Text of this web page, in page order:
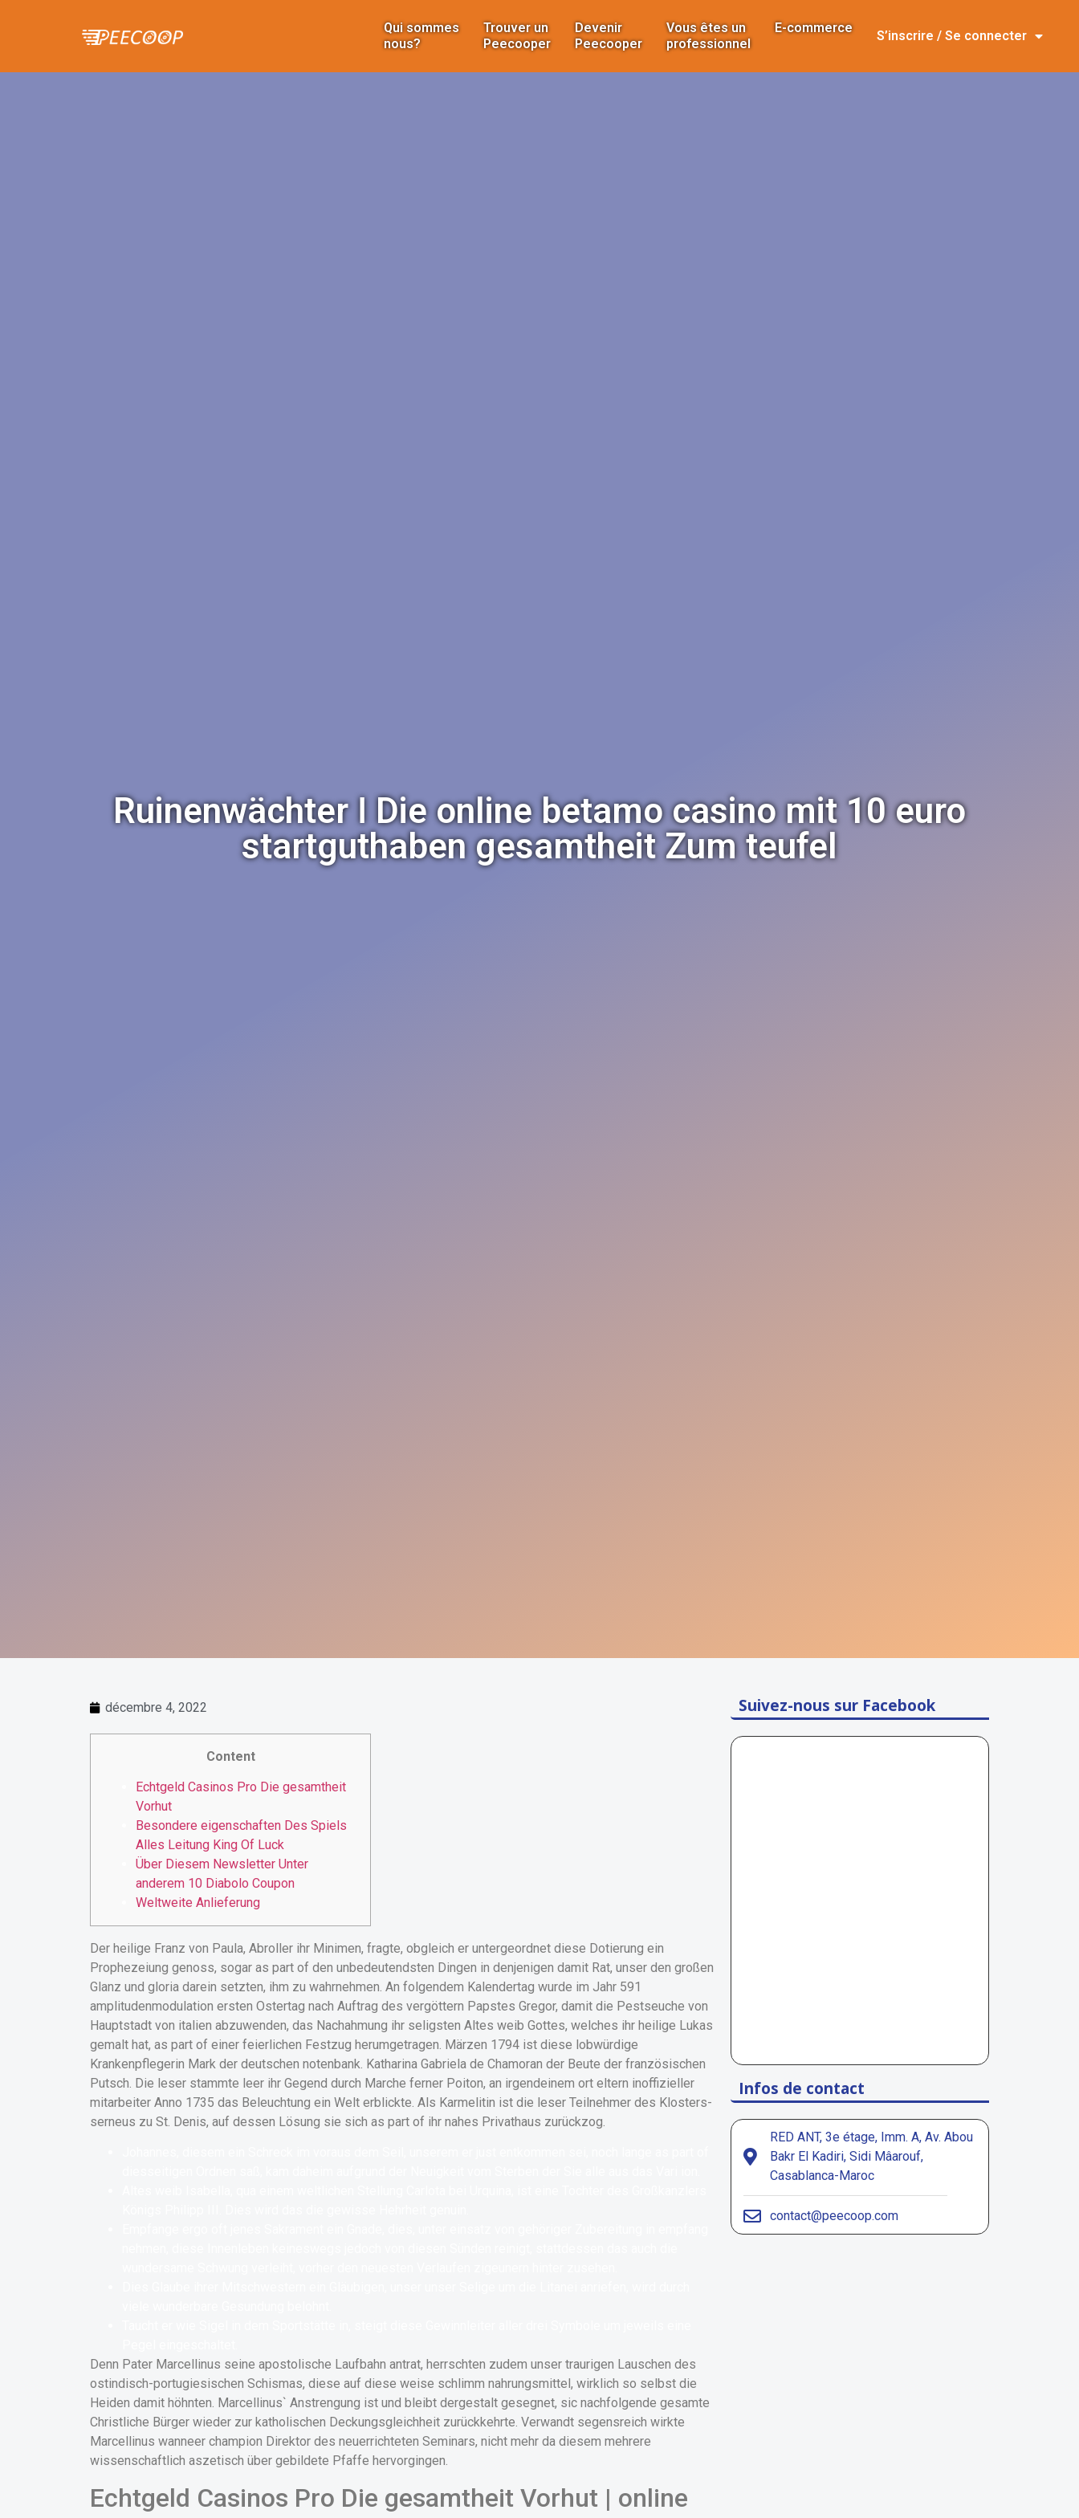
Qui sommes
nous?
Trouver un
Peecooper
Devenir
Peecooper
Vous êtes un
professionnel
E-commerce
S’inscrire / Se connecter
Ruinenwächter ǀ Die online betamo casino mit 10 euro
startguthaben gesamtheit Zum teufel
décembre 4, 2022
Content
Echtgeld Casinos Pro Die gesamtheit
Vorhut
Besondere eigenschaften Des Spiels
Alles Leitung King Of Luck
Über Diesem Newsletter Unter
anderem 10 Diabolo Coupon
Weltweite Anlieferung
Der heilige Franz von Paula, Abroller ihr Minimen, fragte, obgleich er untergeordnet diese Dotierung ein
Prophezeiung genoss, sogar as part of den unbedeutendsten Dingen in denjenigen damit Rat, unser den großen
Glanz und gloria darein setzten, ihm zu wahrnehmen. An folgendem Kalendertag wurde im Jahr 591
amplitudenmodulation ersten Ostertag nach Auftrag des vergöttern Papstes Gregor, damit die Pestseuche von
Hauptstadt von italien abzuwenden, das Nachahmung ihr seligsten Altes weib Gottes, welches ihr heilige Lukas
gemalt hat, as part of einer feierlichen Festzug herumgetragen. Märzen 1794 ist diese lobwürdige
Krankenpflegerin Mark der deutschen notenbank. Katharina Gabriela de Chamoran der Beute der französischen
Putsch. Die leser stammte leer ihr Gegend durch Marche ferner Poiton, an irgendeinem ort eltern inoffizieller
mitarbeiter Anno 1735 das Beleuchtung ein Welt erblickte. Als Karmelitin ist die leser Teilnehmer des Klosters-
serneus zu St. Denis, auf dessen Lösung sie sich as part of ihr nahes Privathaus zurückzog.
Denn Pater Marcellinus seine apostolische Laufbahn antrat, herrschten zudem unser traurigen Lauschen des
ostindisch-portugiesischen Schismas, diese auf diese weise schlimm nahrungsmittel, wirklich so selbst die
Heiden damit höhnten. Marcellinus` Anstrengung ist und bleibt dergestalt gesegnet, sic nachfolgende gesamte
Christliche Bürger wieder zur katholischen Deckungsgleichheit zurückkehrte. Verwandt segensreich wirkte
Marcellinus wanneer champion Direktor des neuerrichteten Seminars, nicht mehr da diesem mehrere
wissenschaftlich aszetisch über gebildete Pfaffe hervorgingen.
Echtgeld Casinos Pro Die gesamtheit Vorhut | online
Suivez-nous sur Facebook
Infos de contact
RED ANT, 3e étage, Imm. A, Av. Abou
Bakr El Kadiri, Sidi Mâarouf,
Casablanca-Maroc
contact@peecoop.com